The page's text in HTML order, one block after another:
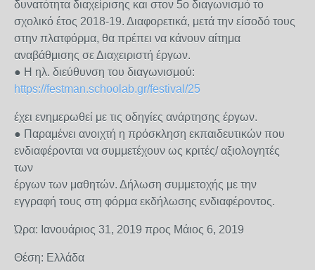
δυνατότητα διαχείρισης και στον 5ο διαγωνισμό το
σχολικό έτος 2018-19. Διαφορετικά, μετά την είσοδό τους
στην πλατφόρμα, θα πρέπει να κάνουν αίτημα
αναβάθμισης σε Διαχειριστή έργων.
● Η ηλ. διεύθυνση του διαγωνισμού:
https://festman.schoolab.gr/festival/25
έχει ενημερωθεί με τις οδηγίες ανάρτησης έργων.
● Παραμένει ανοιχτή η πρόσκληση εκπαιδευτικών που
ενδιαφέρονται να συμμετέχουν ως κριτές/ αξιολογητές
των
έργων των μαθητών. Δήλωση συμμετοχής με την
εγγραφή τους στη φόρμα εκδήλωσης ενδιαφέροντος.
Ώρα: Ιανουάριος 31, 2019 προς Μάιος 6, 2019
Θέση: Ελλάδα